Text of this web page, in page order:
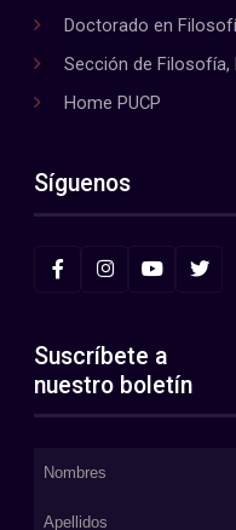
Doctorado en
Sección de Filosofía,
Home PUCP
Síguenos
Suscríbete a
nuestro boletín